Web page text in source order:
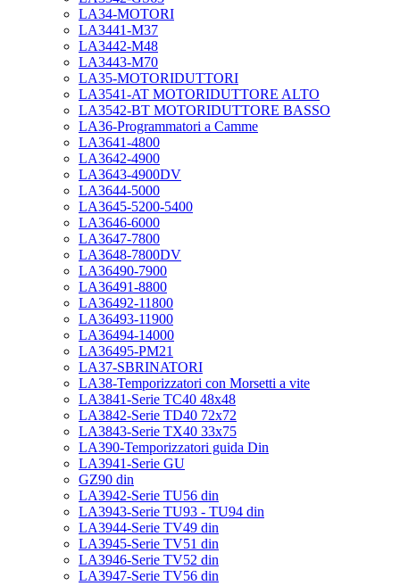
LA34-MOTORI
LA3441-M37
LA3442-M48
LA3443-M70
LA35-MOTORIDUTTORI
LA3541-AT MOTORIDUTTORE ALTO
LA3542-BT MOTORIDUTTORE BASSO
LA36-Programmatori a Camme
LA3641-4800
LA3642-4900
LA3643-4900DV
LA3644-5000
LA3645-5200-5400
LA3646-6000
LA3647-7800
LA3648-7800DV
LA36490-7900
LA36491-8800
LA36492-11800
LA36493-11900
LA36494-14000
LA36495-PM21
LA37-SBRINATORI
LA38-Temporizzatori con Morsetti a vite
LA3841-Serie TC40 48x48
LA3842-Serie TD40 72x72
LA3843-Serie TX40 33x75
LA390-Temporizzatori guida Din
LA3941-Serie GU
GZ90 din
LA3942-Serie TU56 din
LA3943-Serie TU93 - TU94 din
LA3944-Serie TV49 din
LA3945-Serie TV51 din
LA3946-Serie TV52 din
LA3947-Serie TV56 din